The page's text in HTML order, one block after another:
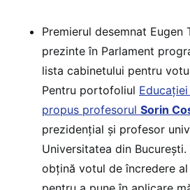
Premierul desemnat Eugen
prezinte în Parlament
lista cabinetului pentru
Pentru portofoliul
propus profesorul Sorin
prezidențial și profesor
Universitatea din
obțină votul de încredere al